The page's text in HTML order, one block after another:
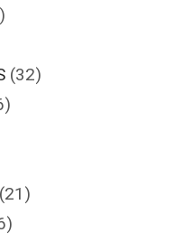
(32)
(21)